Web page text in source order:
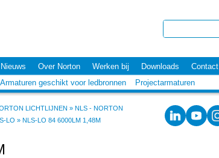
Nieuws Over Norton Werken bij Downloads
Contact
Armaturen geschikt voor ledbronnen Projectarmaturen
LICHTLIJNEN » NLS - NORTON
LO » NLS-LO 84 6000LM 1,48M